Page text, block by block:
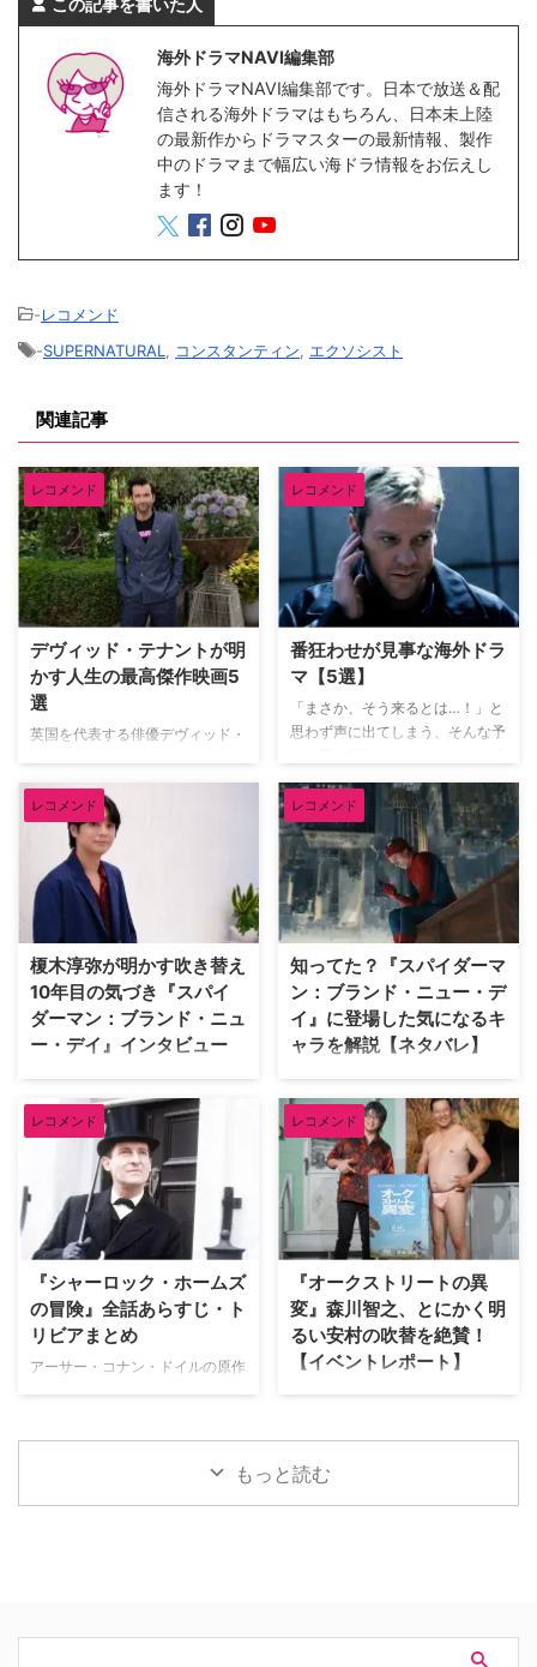
海外ドラマNAVI編集部
海外ドラマNAVI編集部です。日本で放送＆配
信される海外ドラマはもちろん、日本未上陸
の最新作からドラマスターの最新情報、製作
中のドラマまで幅広い海ドラ情報をお伝えし
ます！
-レコメンド
-SUPERNATURAL コンスタンティン エクソシスト
関連記事
レコメンド
デヴィッド・テナントが明
かす人生の最高傑作映画5
選
英国を代表する俳優デヴィッド・
『グッド・オーメンズ』）が、映
像ソフトメーカーの米Criterion社
による人気企画「Criterion
Closet」に登場した。数多の名作
映画のDVDやBlu-rayが並ぶ夢の
ようなクローゼットを訪れたデヴ
ィッドは、自身が幼少期や俳優人
映画をピックアップ。その魅力を
熱く語った。 『バンデットQ』か
らオロノ劇の名作まで！独自のセ
ンスで選ぶ名作群 最初に彼が手
監督による幻想的なファンタジー
…
レコメンド
番狂わせが見事な海外ドラ
マ【5選】
「まさか、そう来るとは…！」と
思わず声に出てしまう、そんな予
醐味だろう。巧みに張り巡らされ
た伏線や衝撃のドンデン返しに、
気づけば最後まで一気見してしま
うことも。そんな予想を鮮やかに
裏切る番狂わせが見事な海外ドラ
マを米TV Lineが取り上げている
ので、そのうち5作品を紹介しよ
う。（※本記事は各作品の重要な
ネタバレを含みますのでご注意く
ださい） 予想外の展開にビック
リさせられた海外ドラマ 『イカ
ゲーム』 世界的ヒットを記録し
レコメンド
榎木淳弥が明かす吹き替え
10年目の気づき『スパイ
ダーマン：ブランド・ニュ
ー・デイ』インタビュー
『スパイダーマン：ブランド・ニ
ュー・デイ』日本語吹き替え版で
ピーター・パーカー／スパイダー
マンを演じる榎木淳弥にインタビ
ュー！ 孤独を抱えながらも成長
したピーターの魅力や、ハルク、
パニッシャーたちとの掛け合い、
そして本作に込められた意味につ
記憶をなくした世界で描かれる、
ピーターの「人間ドラマ」 ――
前作『スパイダーマン：ノー・ウ
ェイ・ホーム』ではドクター・ス
ター・パーカーに関する記憶が消
レコメンド
知ってた？『スパイダーマ
ン：ブランド・ニュー・デ
イ』に登場した気になるキ
ャラを解説【ネタバレ】
『スパイダーマン：ブランド・ニ
ュー・デイ』が大ヒット上映中。
ピーターやMJ、ネッドなどシリ
ーズおなじみの顔ぶれはもちろ
ん、他作品のヒーローや原作コミ
ックスのキャラクターも多数登場
している。そこで、映画をすでに
鑑賞した人向けに、気になるキャ
本記事には『スパイダーマン：ブ
ランド・ニュー・デイ』のネタバ
レが含まれます。 アベンジャー
ズでおなじみバナー博士が登場！
み、天才物理化学者のブルース・
レコメンド
『シャーロック・ホームズ
の冒険』全話あらすじ・ト
リビアまとめ
アーサー・コナン・ドイルの原作
年まで放送された名作ドラマ『シ
のうち、ドラマ化された全41話
レコメンド
『オークストリートの異
変』森川智之、とにかく明
るい安村の吹替を絶賛！
【イベントレポート】
J.J.エイブラムス製作の最新作映
8月14日（金）より日米同時公開
される。本作の公開を記念し、7
月29日（水）にパシフィコ横浜
「ヨコハマ恐竜展2026」内にて
いやアフレコ裏話をたっぷりと語
もっと読む